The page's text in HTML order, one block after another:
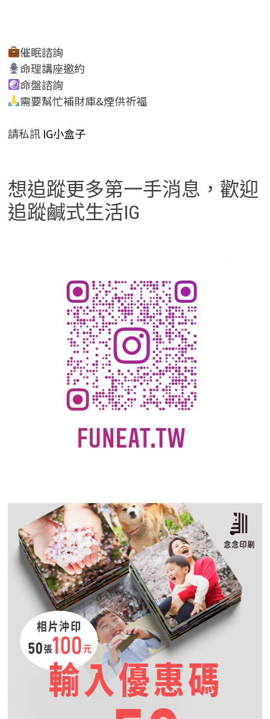
催眠諮詢
命理講座邀約
命盤諮詢
需要幫忙補財庫&煙供祈福
請私訊IG小盒子
想追蹤更多第一手消息，歡迎
追蹤鹹式生活IG